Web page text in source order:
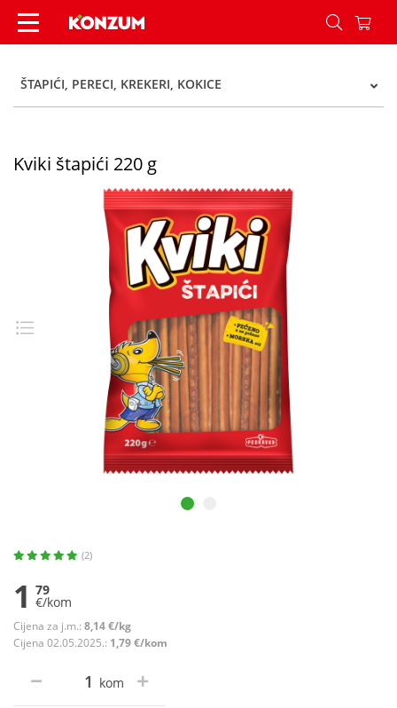
Kviki štapići 220 g - Konzum
ŠTAPIĆI, PERECI, KREKERI, KOKICE
Kviki štapići 220 g
(2)
1 79
€/kom
Cijena za j.m.: 8,14 €/kg
Cijena 02.05.2025.: 1,79 €/kom
kom